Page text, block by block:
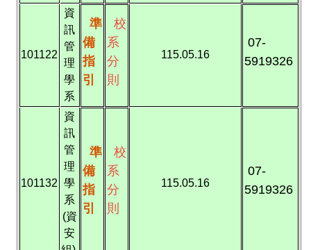
101122
資
訊
管
理
學
系
準
備
指
引
校
系
分
則
115.05.16
07-
5919326
101132
資
訊
管
理
學
系
(資
安
準
備
指
引
校
系
分
則
115.05.16
07-
5919326